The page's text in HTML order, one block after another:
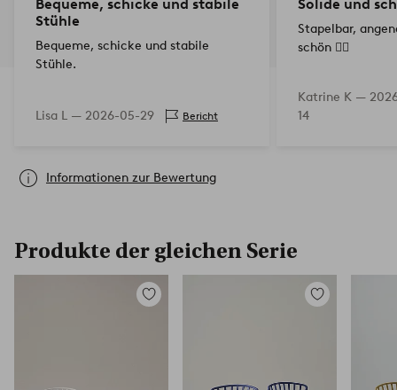
Bequeme, schicke und stabile
Stühle
Bequeme, schicke und stabile
Stühle.
Lisa L — 2026-05-29 Bericht
Solide und
Stapelbar,
schön 👌🏼
Katrine K —
14
Informationen zur Bewertung
Produkte der gleichen Serie
Zu
Zu